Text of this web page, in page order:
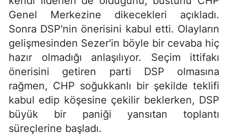
Genel Merkezine dikecekleri açıkladı.
Sonra DSP'nin önerisini kabul etti. Olayların
gelişmesinden Sezer'in böyle bir cevaba hiç
hazır olmadığı anlaşılıyor. Seçim ittifakı
önerisini getiren parti DSP olmasına
rağmen, CHP soğukkanlı bir şekilde teklifi
kabul edip köşesine çekilir beklerken, DSP
büyük bir paniği yansıtan toplantı
süreçlerine başladı.